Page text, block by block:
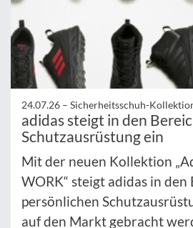
24.07.26 – Sicherheitsschuh-
adidas steigt in den
Schutzausrüstung ein
Mit der neuen Kollektion
WORK“ steigt adidas in den
persönlichen
auf den Markt gebracht